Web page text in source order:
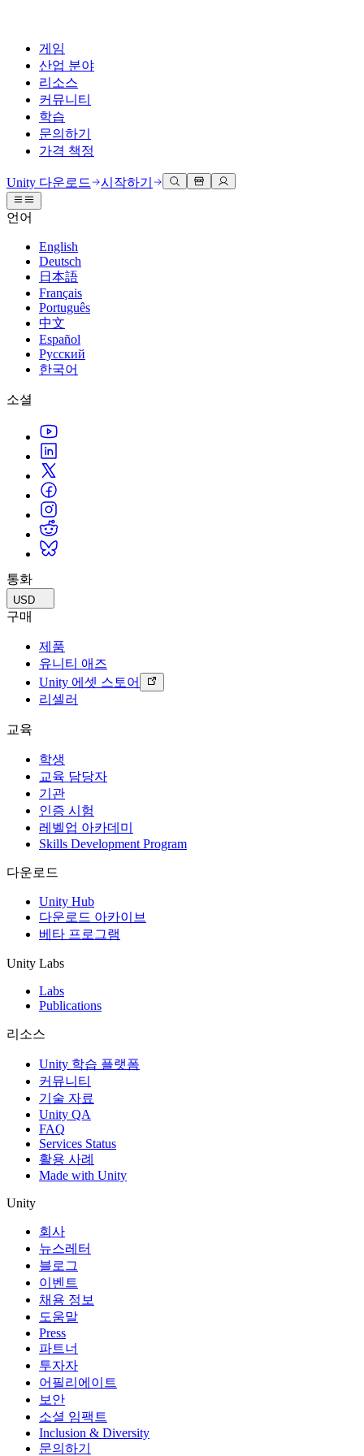
게임
산업 분야
리소스
커뮤니티
학습
문의하기
가격 책정
Unity 엔진
모든 플랫폼 위한 2D 및 3D 게임 제작
협업
팀과 함께 신속한 협업과 반복 작업을 수행하세요.
Unity 다운로드
플랜 및 가격
배포
Unity가 지원하는 25개 이상의 플랫폼을 살펴보세요.
LiveOps
출시 후 인사이트를 확인하고 라이브 게임을 운영하세요.
성장
사용자 확보
모바일 사용자를 검색하고 Acquire
매장 및 D2C 전반에 걸쳐 IAP 관리하세요.
수익화
Unity로 광고하세요
활용 부문
모바일 게임
Unity로 모바일 히트작을 제작하고 성장시키세요.
인디 게임
소규모 팀으로 대작 게임을 출시하세요.
XR 게임
여러 플랫폼에서 XR 게임을 출시하세요.
멀티플레이어 게임
멀티플레이어 게임 개발을 간소화하세요.
3D 협업
실시간 3D 프로젝트 빌드 및 검토
몰입형 교육
몰입도 높은 환경 제작
고객 경험
인터랙티브 3D 경험 제작
산업 분야
운영 우수성 확보
리테일
상점 경험을 온라인 경험으로 전환
자동차
혁신을 가속화하고 차량 내 경험을 향상시키세요.
모든 산업 보기
기술 자료
공식 유저. '광고 지면'의 타겟 고객 매뉴얼 및 API 레퍼런스
개발자 툴
릴리스 버전 및 이슈 트래커
로드맵
예정된 기능 검토
기술 용어 라이브러리
활용 사례
실제 성공 사례
베스트 프랙티스 가이드
전문가 팁
데모
데모, 샘플 및 빌딩 블록
모든 리소스
새로운 기능
블로그
업데이트, 정보, 기술 팁
뉴스
토론
토론, 문제 해결, 소통
이벤트
글로벌 이벤트 및 현지 이벤트
커뮤니티 사례
Made with Unity
Unity 크리에이터 소개
Livestreams
Unity Awards
전 세계 Unity 크리에이터 축하
Unity Learn
무료로 Unity 기술 마스터
전문 교육
Unity 강사와 함께 팀의 역량을 강화하세요
Unity 처음 사용하시나요
시작하기
학습 시작하기
Unity 사용이 처음이신가요? 여정 시작하기
사용법 가이드
실용적인 팁 및 베스트 프랙티스
교육
학생용
커리어 시작하기
교육 효율 극대화
교육 라이선스
자격증
Unity 숙련도를 입증하세요
도움 받기
성공을 위한 Unity
Success 플랜
전문가 지원을 통해 더 빠르게 목표 도달률 달성
일반적인 질문에 대한 답변
문의하기
Unity 다운로드 시작하기
언어
English
Deutsch
日本語
Français
Português
中文
Español
Русский
한국어
소셜
통화
USD
구매
제품
유니티 애즈
Unity 에셋 스토어
리셀러
교육
학생
교육 담당자
기관
인증 시험
레벨업 아카데미
Skills Development Program
다운로드
Unity Hub
다운로드 아카이브
베타 프로그램
Unity Labs
Labs
Publications
리소스
Unity 학습 플랫폼
커뮤니티
기술 자료
Unity QA
FAQ
Services Status
활용 사례
Made with Unity
Unity
회사
뉴스레터
블로그
이벤트
채용 정보
도움말
Press
파트너
투자자
어필리에이트
보안
소셜 임팩트
Inclusion & Diversity
문의하기